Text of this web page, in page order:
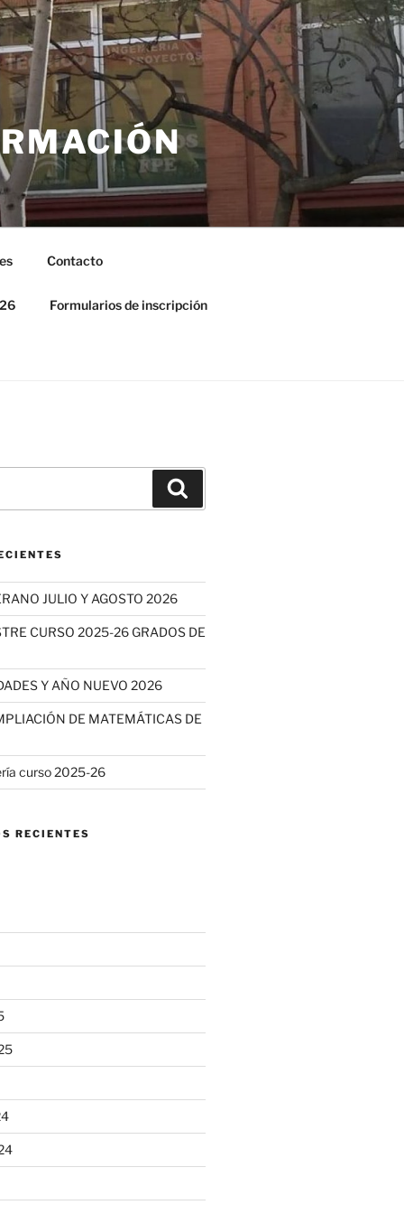
Contacto
Formularios de inscripción
JULIO Y AGOSTO 2026
CURSO 2025-26 GRADOS DE
Y AÑO NUEVO 2026
DE MATEMÁTICAS DE
curso 2025-26
RECIENTES